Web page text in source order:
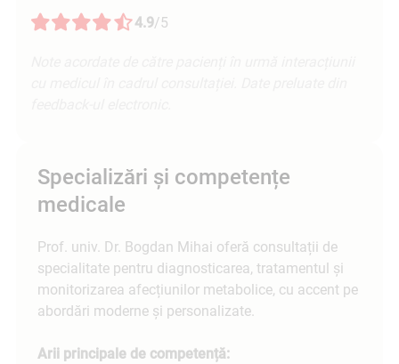
4.9/5
Specializări și competențe
medicale
Prof. univ. Dr. Bogdan Mihai oferă consultații de
specialitate pentru diagnosticarea, tratamentul și
monitorizarea afecțiunilor metabolice, cu accent pe
abordări moderne și personalizate.
Arii principale de competență: